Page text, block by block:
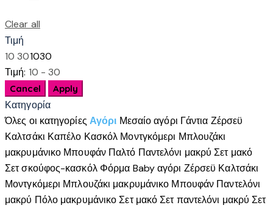
επιλεγούν
στη
του
προϊόντος
Clear all
Τιμή
10 301030
Τιμή: 10 - 30
Κατηγορία
Όλες οι κατηγορίες Αγόρι Μεσαίο αγόρι Γάντια Ζέρσεϋ
Καλτσάκι Καπέλο Κασκόλ Μοντγκόμερι Μπλουζάκι
μακρυμάνικο Μπουφάν Παλτό Παντελόνι μακρύ Σετ μακό
Σετ σκούφος-κασκόλ Φόρμα Baby αγόρι Ζέρσεϋ Καλτσάκι
Μοντγκόμερι Μπλουζάκι μακρυμάνικο Μπουφάν Παντελόνι
μακρύ Πόλο μακρυμάνικο Σετ μακό Σετ παντελόνι μακρύ Σετ